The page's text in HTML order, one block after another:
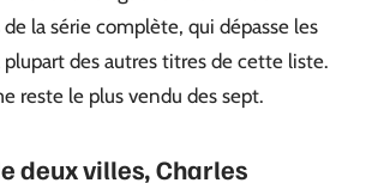
la série complète, qui dépasse les
des autres titres de cette liste.
reste le plus vendu des sept.
deux villes, Charles